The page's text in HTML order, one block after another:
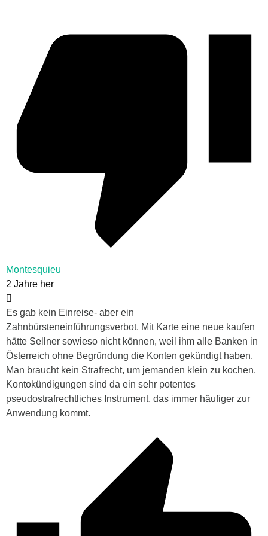
Montesquieu
2 Jahre her
Es gab kein Einreise- aber ein
Zahnbürsteneinführungsverbot. Mit Karte eine neue kaufen
hätte Sellner sowieso nicht können, weil ihm alle Banken in
Österreich ohne Begründung die Konten gekündigt haben.
Man braucht kein Strafrecht, um jemanden klein zu kochen.
Kontokündigungen sind da ein sehr potentes
pseudostrafrechtliches Instrument, das immer häufiger zur
Anwendung kommt.